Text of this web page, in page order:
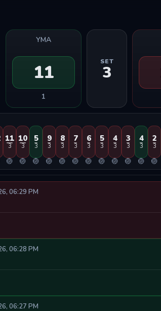
YMA
11
1
SET
3
11
3
🏐
10
3
🏐
5
3
🏐
9
3
🏐
8
3
🏐
7
3
🏐
6
3
🏐
5
3
🏐
4
3
🏐
3
3
🏐
4
3
🏐
2
3
🏐
06:29 PM
06:28 PM
06:27 PM